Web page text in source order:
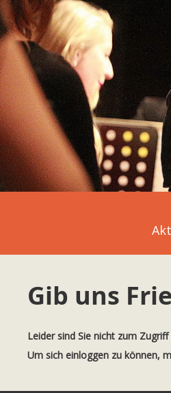
Gib uns
Leider sind Sie nicht zum
Um sich einloggen zu können,